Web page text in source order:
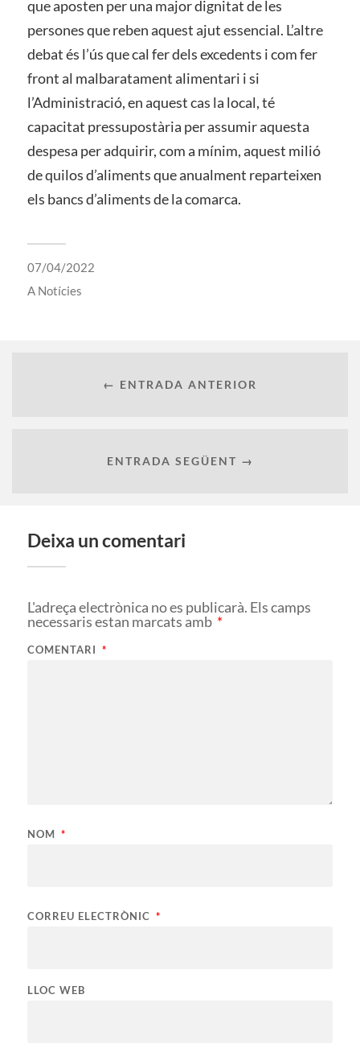
que aposten per una major dignitat de les
persones que reben aquest ajut essencial. L’altre
debat és l’ús que cal fer dels excedents i com fer
front al malbaratament alimentari i si
l’Administració, en aquest cas la local, té
capacitat pressupostària per assumir aquesta
despesa per adquirir, com a mínim, aquest milió
de quilos d’aliments que anualment reparteixen
els bancs d’aliments de la comarca.
07/04/2022
A Notícies
← ENTRADA ANTERIOR
ENTRADA SEGÜENT →
Deixa un comentari
L'adreça electrònica no es publicarà. Els camps
necessaris estan marcats amb *
COMENTARI *
NOM *
CORREU ELECTRÒNIC *
LLOC WEB